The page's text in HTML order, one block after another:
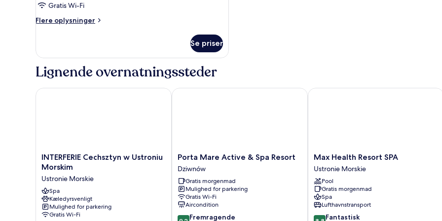
Gratis Wi-Fi
Flere oplysninger
Flere
Se priser
Lignende overnatningssteder
INTERFERIE
Cechsztyn
Ustroniu
Morskim
Ustronie
Morskie
INTERFERIE Cechsztyn w Ustroniu
Morskim
Ustronie Morskie
Spa
Kæledyrsvenligt
Mulighed for parkering
Gratis Wi-Fi
INTERFERIE Cechsztyn w Ustroniu Morskim
Porta
Mare
Active
&
Spa
Resort
Dziwnów
Porta Mare Active & Spa Resort
Dziwnów
Gratis morgenmad
Mulighed for parkering
Gratis Wi-Fi
Aircondition
9.2 Fremragende
Porta Mare Active & Spa Resort
Max
Health
Resort
SPA
Ustronie
Morskie
Max Health Resort SPA
Ustronie Morskie
Pool
Gratis morgenmad
Spa
Lufthavnstransport
8.8 Fantastisk
Max Health Resort SPA